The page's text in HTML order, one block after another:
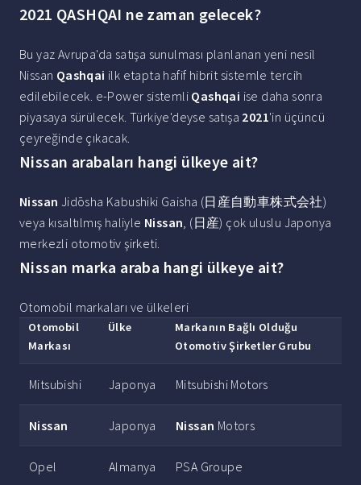
2021 QASHQAI ne zaman gelecek?
Bu yaz Avrupa'da satışa sunulması planlanan yeni nesil
Nissan Qashqai ilk etapta hafif hibrit sistemle tercih
edilebilecek. e-Power sistemli Qashqai ise daha sonra
piyasaya sürülecek. Türkiye'deyse satışa 2021'in üçüncü
çeyreğinde çıkacak.
Nissan arabaları hangi ülkeye ait?
Nissan Jidōsha Kabushiki Gaisha (日産自動車株式会社)
veya kısaltılmış haliyle Nissan, (日産) çok uluslu Japonya
merkezli otomotiv şirketi.
Nissan marka araba hangi ülkeye ait?
Otomobil markaları ve ülkeleri
Otomobil
Markası
Ülke Markanın Bağlı Olduğu
Otomotiv Şirketler Grubu
Mitsubishi Japonya Mitsubishi Motors
Nissan Japonya Nissan Motors
Opel Almanya PSA Groupe